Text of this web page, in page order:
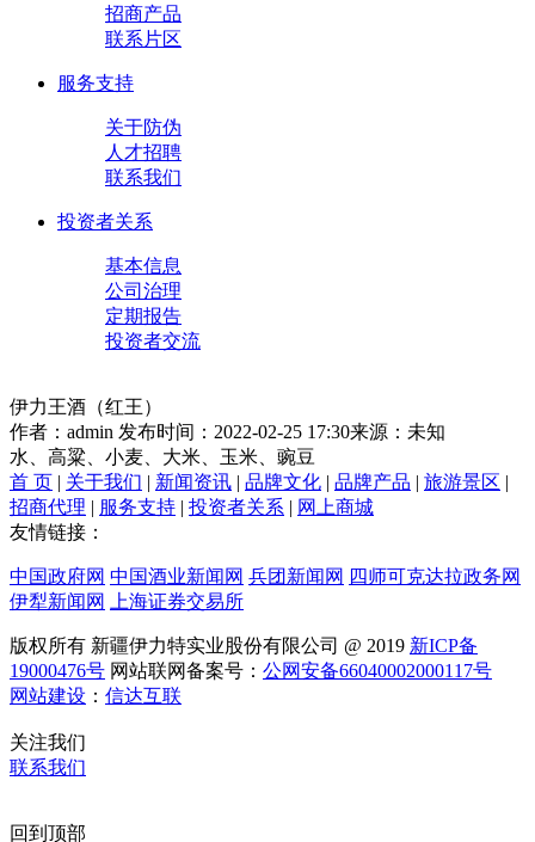
招商产品
联系片区
服务支持
关于防伪
人才招聘
联系我们
投资者关系
基本信息
公司治理
定期报告
投资者交流
伊力王酒（红王）
作者：admin 发布时间：2022-02-25 17:30来源：未知
水、高粱、小麦、大米、玉米、豌豆
首 页 | 关于我们 | 新闻资讯 | 品牌文化 | 品牌产品 | 旅游景区 |
招商代理 | 服务支持 | 投资者关系 | 网上商城
友情链接：
中国政府网 中国酒业新闻网 兵团新闻网 四师可克达拉政务网
伊犁新闻网
上海证券交易所
版权所有 新疆伊力特实业股份有限公司 @ 2019 新ICP备
19000476号 网站联网备案号： 公网安备66040002000117号
网站建设 ： 信达互联
关注我们
联系我们
回到顶部